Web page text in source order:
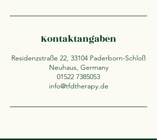
Kontaktangaben
Residenzstraße 22, 33104 Paderborn-Schloß
Neuhaus, Germany
01522 7385053
info@tfdtherapy.de